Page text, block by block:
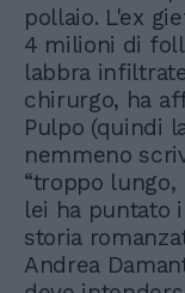
pollaio. L'ex
4 milioni di
labbra
chirurgo, ha
Pulpo (quindi
nemmeno
“troppo lungo,
lei ha puntato
storia
Andrea